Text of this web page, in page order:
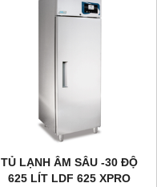
TỦ LẠNH ÂM SÂU -30 ĐỘ
625 LÍT LDF 625 XPRO